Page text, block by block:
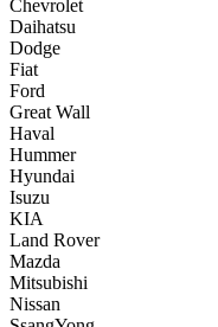
Chevrolet
Daihatsu
Dodge
Fiat
Ford
Great Wall
Haval
Hummer
Hyundai
Isuzu
KIA
Land Rover
Mazda
Mitsubishi
Nissan